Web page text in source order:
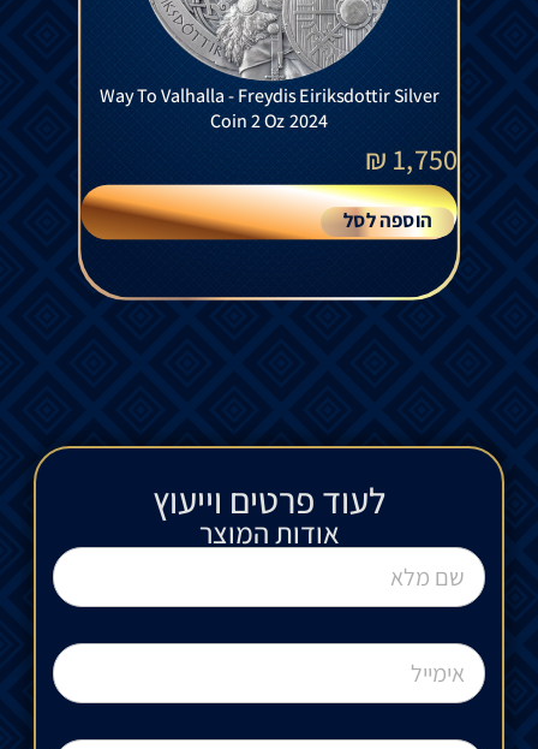
Way To Valhalla - Freydis Eiriksdottir Silver
Coin 2 Oz 2024
1,750
₪
הוספה לסל
לעוד פרטים וייעוץ​
אודות המוצר